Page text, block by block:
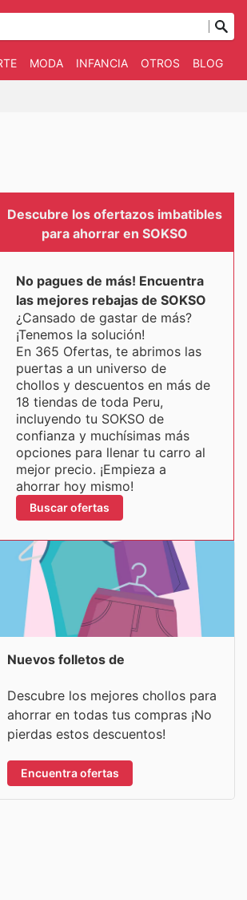
MODA INFANCIA OTROS BLOG
Descubre los ofertazos imbatibles
para ahorrar en SOKSO
No pagues de más! Encuentra
las mejores rebajas de SOKSO
¿Cansado de gastar de más?
¡Tenemos la solución!
En 365 Ofertas, te abrimos las
puertas a un universo de
chollos y descuentos en más de
18 tiendas de toda Peru,
incluyendo tu SOKSO de
confianza y muchísimas más
opciones para llenar tu carro al
mejor precio. ¡Empieza a
ahorrar hoy mismo!
Buscar ofertas
Nuevos folletos de
Descubre los mejores chollos para
ahorrar en todas tus compras ¡No
pierdas estos descuentos!
Encuentra ofertas